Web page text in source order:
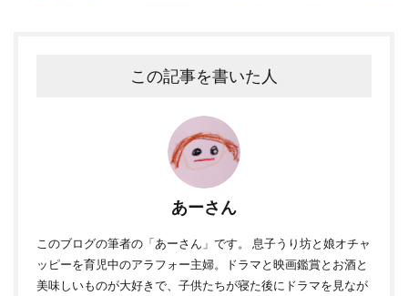
この記事を書いた人
あーさん
このブログの筆者の「あーさん」です。 息子うり坊と娘オチャ
ッピーを育児中のアラフォー主婦。ドラマと映画鑑賞とお酒と
美味しいものが大好きで、子供たちが寝た後にドラマを見なが